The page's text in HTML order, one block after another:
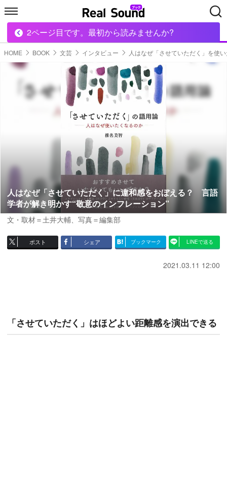
HOME MUSIC MOVIE TECH
HOME BOOK 文芸 インタビュー 人はなぜ「させていただく」を使
人はなぜ「させていただく」に違和感をおぼえる？ 言語
学者が解き明かす“敬意のインフレーション”
文・取材＝土井大輔、写真＝編集部
ポスト シェア ブックマーク LINEで送る
2021.03.11 12:00
「させていただく」はほどよい距離感を演出できる
2ページ目です。最初から読みませんか?